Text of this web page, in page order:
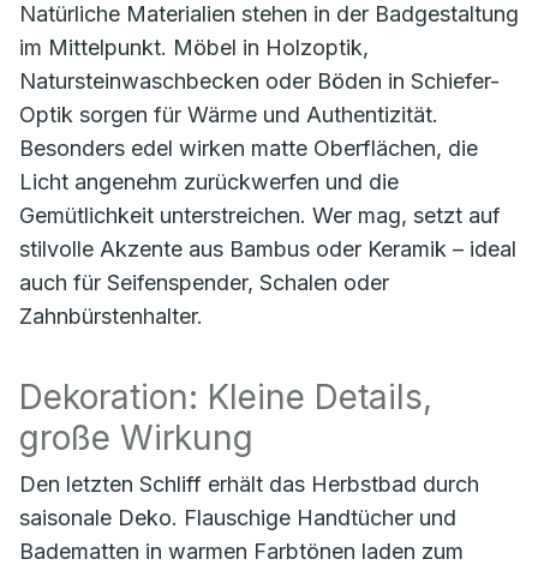
Natürliche Materialien stehen in der Badgestaltung
im Mittelpunkt. Möbel in Holzoptik,
Natursteinwaschbecken oder Böden in Schiefer-
Optik sorgen für Wärme und Authentizität.
Besonders edel wirken matte Oberflächen, die
Licht angenehm zurückwerfen und die
Gemütlichkeit unterstreichen. Wer mag, setzt auf
stilvolle Akzente aus Bambus oder Keramik – ideal
auch für Seifenspender, Schalen oder
Zahnbürstenhalter.
Dekoration: Kleine Details,
große Wirkung
Den letzten Schliff erhält das Herbstbad durch
saisonale Deko. Flauschige Handtücher und
Badematten in warmen Farbtönen laden zum